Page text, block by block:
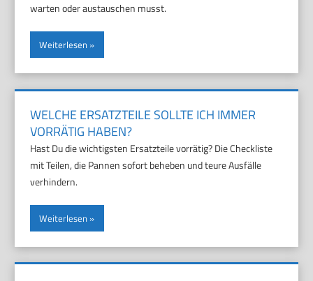
warten oder austauschen musst.
Weiterlesen
WELCHE ERSATZTEILE SOLLTE ICH IMMER
VORRÄTIG HABEN?
Hast Du die wichtigsten Ersatzteile vorrätig? Die Checkliste
mit Teilen, die Pannen sofort beheben und teure Ausfälle
verhindern.
Weiterlesen